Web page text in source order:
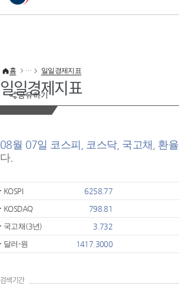
이 누리집은 대한민국 공식 전자정부 누리집입니다.
공유하기
홈 일일경제지표
일일경제지표
08월 07일 코스피, 코스닥, 국고채, 환율
다.
KOSPI 6258.77
KOSDAQ
798.81
국고채(3년)
3.732
달러-원
1417.3000
검색기간